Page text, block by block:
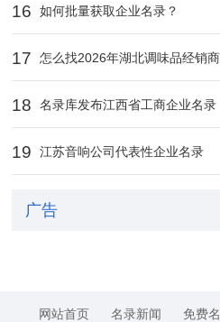
16 如何批量获取企业名录？
17 怎么找2026年湖北调味品经销
18 名录库发布江西省工商企业名录
19 江苏音响公司代表性企业名录
广告
网站首页 名录新闻 免费